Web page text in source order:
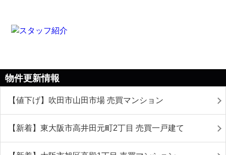
物件更新情報
【値下げ】吹田市山田市場 売買マンション
【新着】東大阪市高井田元町2丁目 売買一戸建て